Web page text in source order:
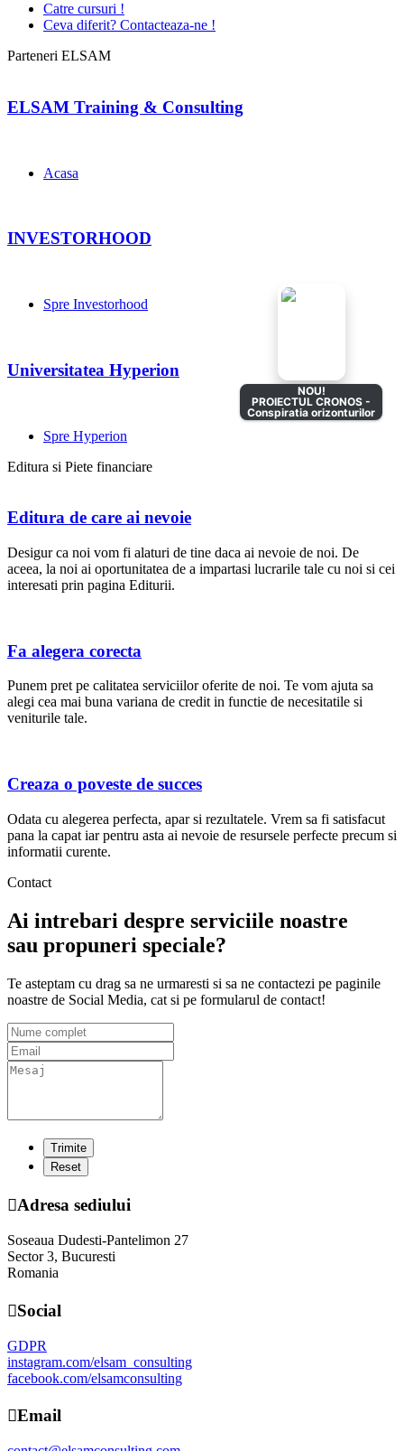
Catre cursuri !
Ceva diferit? Contacteaza-ne !
Parteneri ELSAM
ELSAM Training & Consulting
Acasa
INVESTORHOOD
Spre Investorhood
Universitatea Hyperion
Spre Hyperion
Editura si Piete financiare
Editura de care ai nevoie
Desigur ca noi vom fi alaturi de tine daca ai nevoie de noi. De
aceea, la noi ai oportunitatea de a impartasi lucrarile tale cu noi si cei
interesati prin pagina Editurii.
Fa alegera corecta
Punem pret pe calitatea serviciilor oferite de noi. Te vom ajuta sa
alegi cea mai buna variana de credit in functie de necesitatile si
veniturile tale.
Creaza o poveste de succes
Odata cu alegerea perfecta, apar si rezultatele. Vrem sa fi satisfacut
pana la capat iar pentru asta ai nevoie de resursele perfecte precum si
informatii curente.
Contact
Ai intrebari despre serviciile noastre
sau propuneri speciale?
Te asteptam cu drag sa ne urmaresti si sa ne contactezi pe paginile
noastre de Social Media, cat si pe formularul de contact!
Adresa sediului
Soseaua Dudesti-Pantelimon 27
Sector 3, Bucuresti
Romania
Social
GDPR
instagram.com/elsam_consulting
facebook.com/elsamconsulting
Email